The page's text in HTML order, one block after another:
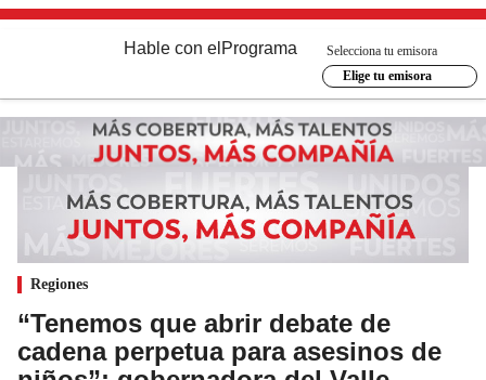
Hable con el Programa
Selecciona tu emisora
Elige tu emisora
Regiones
“Tenemos que abrir debate de
cadena perpetua para asesinos de